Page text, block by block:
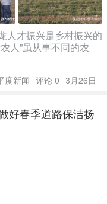
人才振兴是乡村振兴的
人”虽从事不同的农
度新闻 评论 0 3月26日
好春季道路保洁扬